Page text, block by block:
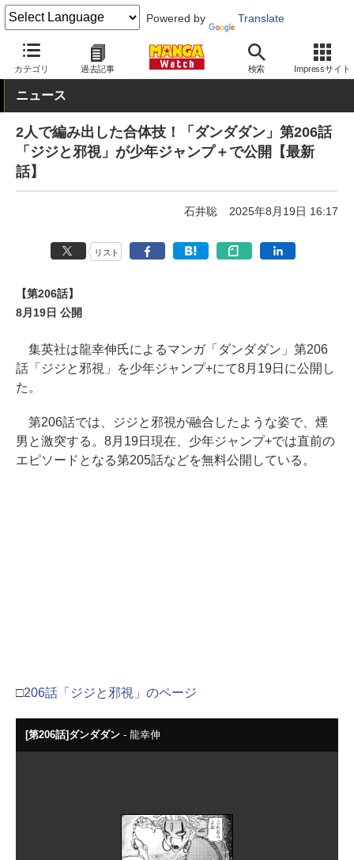
Powered by Translate
カテゴリ 過去記事 検索 Impressサイト
MANGA Watch 少年
ニュース
2人で編み出した合体技！「ダンダダン」第206話
「ジジと邪視」が少年ジャンプ＋で公開【最新
話】
石井聡 2025年8月19日 16:17
リスト
【第206話】
8月19日 公開
集英社は龍幸伸氏によるマンガ「ダンダダン」第206
話「ジジと邪視」を少年ジャンプ+にて8月19日に公開し
た。
第206話では、ジジと邪視が融合したような姿で、煙
男と激突する。8月19日現在、少年ジャンプ+では直前の
エピソードとなる第205話などを無料公開している。
□206話「ジジと邪視」のページ